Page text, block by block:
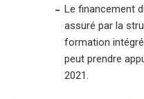
Le financement
assuré par la
formation
peut prendre
2021.